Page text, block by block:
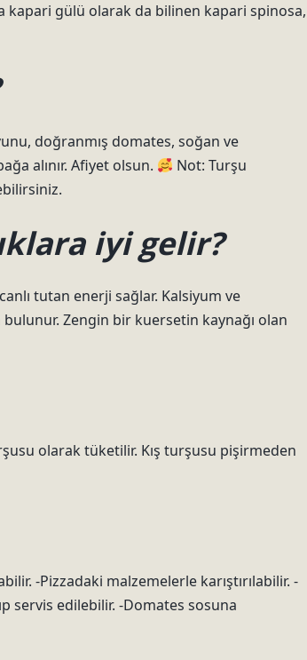
kapari gülü olarak da bilinen kapari spinosa,
doğranmış domates, soğan ve
alınır. Afiyet olsun.
Not: Turşu
iyi gelir?
tutan enerji sağlar. Kalsiyum ve
Zengin bir kuersetin kaynağı olan
olarak tüketilir. Kış turşusu pişirmeden
-Pizzadaki malzemelerle karıştırılabilir. -
servis edilebilir. -Domates sosuna